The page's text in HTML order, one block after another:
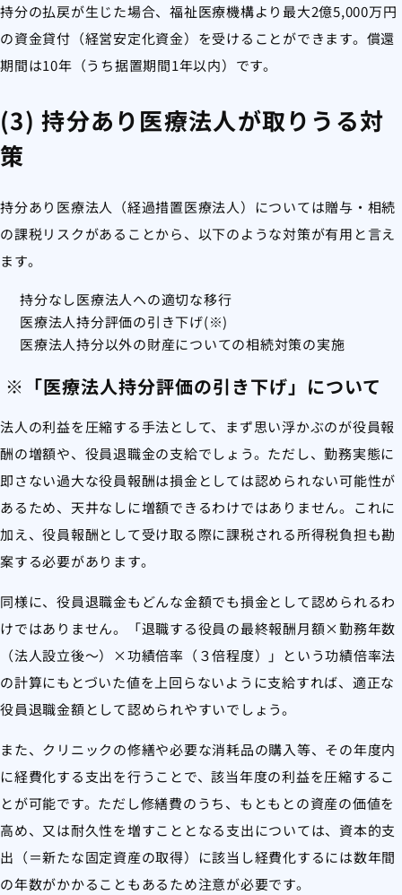
持分の払戻が生じた場合、福祉医療機構より最大2億5,000万円
の資金貸付（経営安定化資金）を受けることができます。償還
期間は10年（うち据置期間1年以内）です。
(3) 持分あり医療法人が取りうる対
策
持分あり医療法人（経過措置医療法人）については贈与・相続
の課税リスクがあることから、以下のような対策が有用と言え
ます。
持分なし医療法人への適切な移行
医療法人持分評価の引き下げ(※)
医療法人持分以外の財産についての相続対策の実施
※「医療法人持分評価の引き下げ」について
法人の利益を圧縮する手法として、まず思い浮かぶのが役員報
酬の増額や、役員退職金の支給でしょう。ただし、勤務実態に
即さない過大な役員報酬は損金としては認められない可能性が
あるため、天井なしに増額できるわけではありません。これに
加え、役員報酬として受け取る際に課税される所得税負担も勘
案する必要があります。
同様に、役員退職金もどんな金額でも損金として認められるわ
けではありません。「退職する役員の最終報酬月額×勤務年数
（法人設立後～）×功績倍率（３倍程度）」という功績倍率法
の計算にもとづいた値を上回らないように支給すれば、適正な
役員退職金額として認められやすいでしょう。
また、クリニックの修繕や必要な消耗品の購入等、その年度内
に経費化する支出を行うことで、該当年度の利益を圧縮するこ
とが可能です。ただし修繕費のうち、もともとの資産の価値を
高め、又は耐久性を増すこととなる支出については、資本的支
出（＝新たな固定資産の取得）に該当し経費化するには数年間
の年数がかかることもあるため注意が必要です。